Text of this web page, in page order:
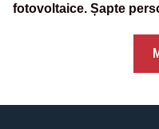
fotovoltaice. Șapte